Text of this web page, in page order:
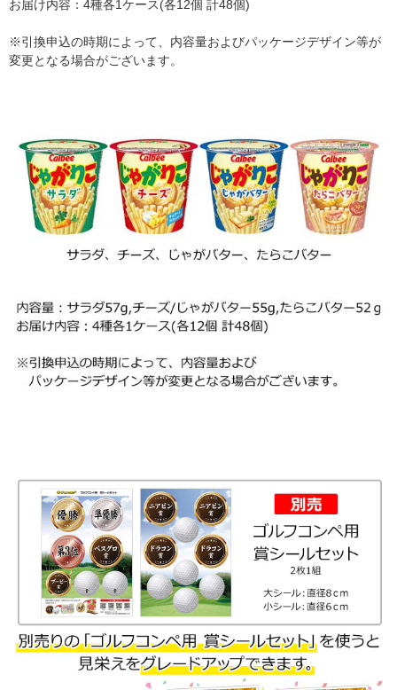
お届け内容：4種各1ケース(各12個 計48個)
※引換申込の時期によって、内容量およびパッケージデザイン等が
変更となる場合がございます。